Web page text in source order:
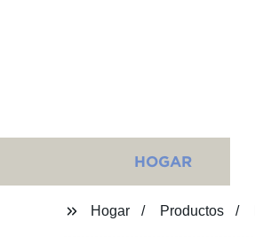
HOGAR
Hogar Productos